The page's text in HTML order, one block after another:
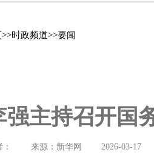
>>时政频道>>要闻
强主持召开国
来源：新华网 2026-03-17